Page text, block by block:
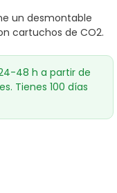
un desmontable
cartuchos de CO2.
48 h a partir de
Tienes 100 días